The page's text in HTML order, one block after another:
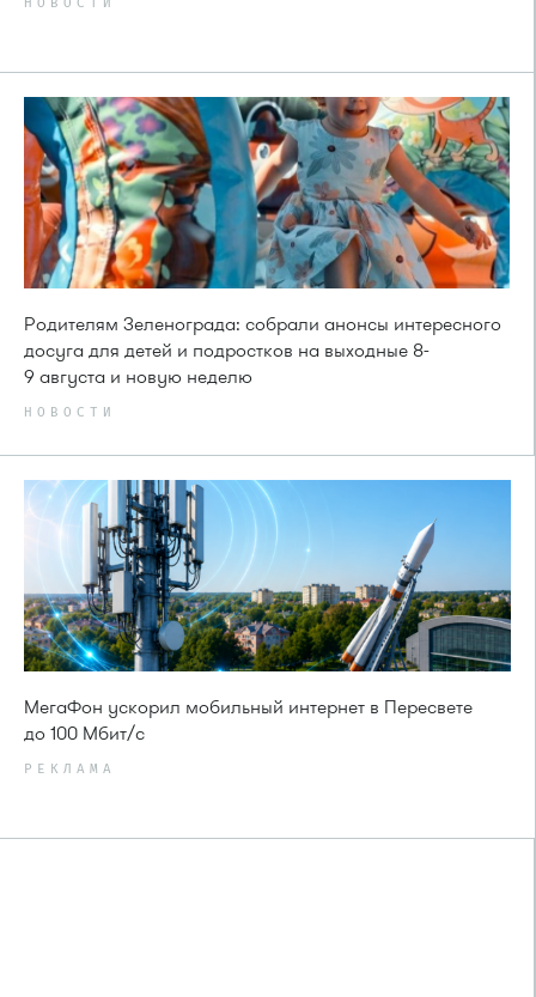
НОВОСТИ
Родителям Зеленограда: собрали анонсы интересного
досуга для детей и подростков на выходные 8-
9 августа и новую неделю
НОВОСТИ
МегаФон ускорил мобильный интернет в Пересвете
до 100 Мбит/с
РЕКЛАМА